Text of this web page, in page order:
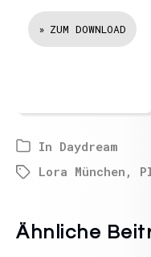
ZUM DOWNLOAD
In Daydream
Lora München ,
Ähnliche